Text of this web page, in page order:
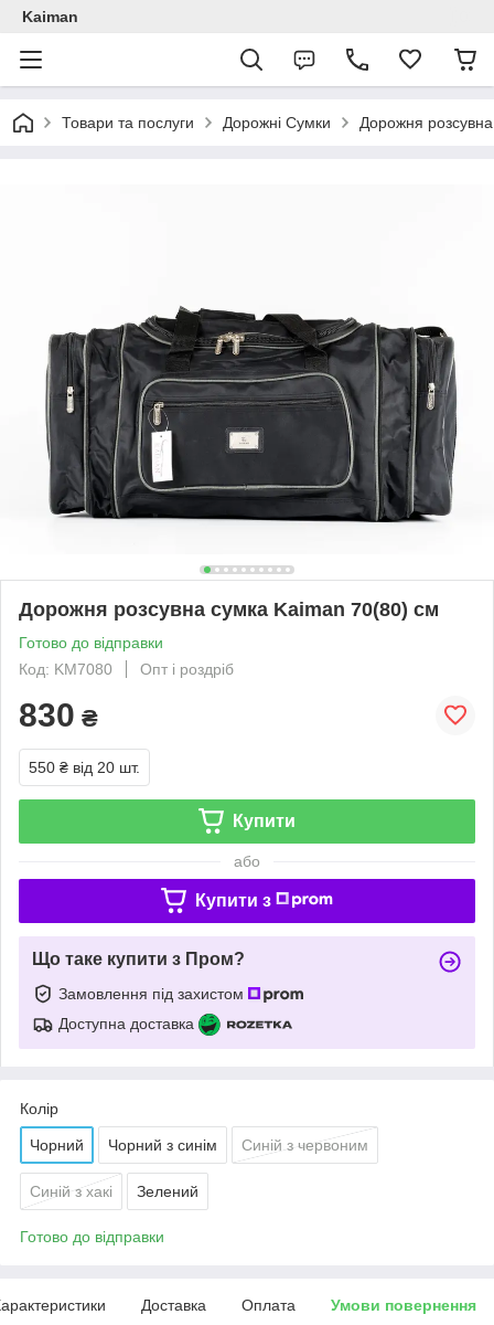
Kaiman
Товари та послуги Дорожні Сумки Дорожня
Дорожня розсувна сумка Kaiman 70(80) см
Готово до відправки
Код: KM7080
Опт і роздріб
830 ₴
550 ₴ від 20 шт.
Купити
або
Купити з
Що таке купити з Пром?
Замовлення під захистом
Доступна доставка
Колір
Чорний Чорний з синім Синій з червоним
Синій з хакі Зелений
Готово до відправки
Доставка Оплата Умови повернення